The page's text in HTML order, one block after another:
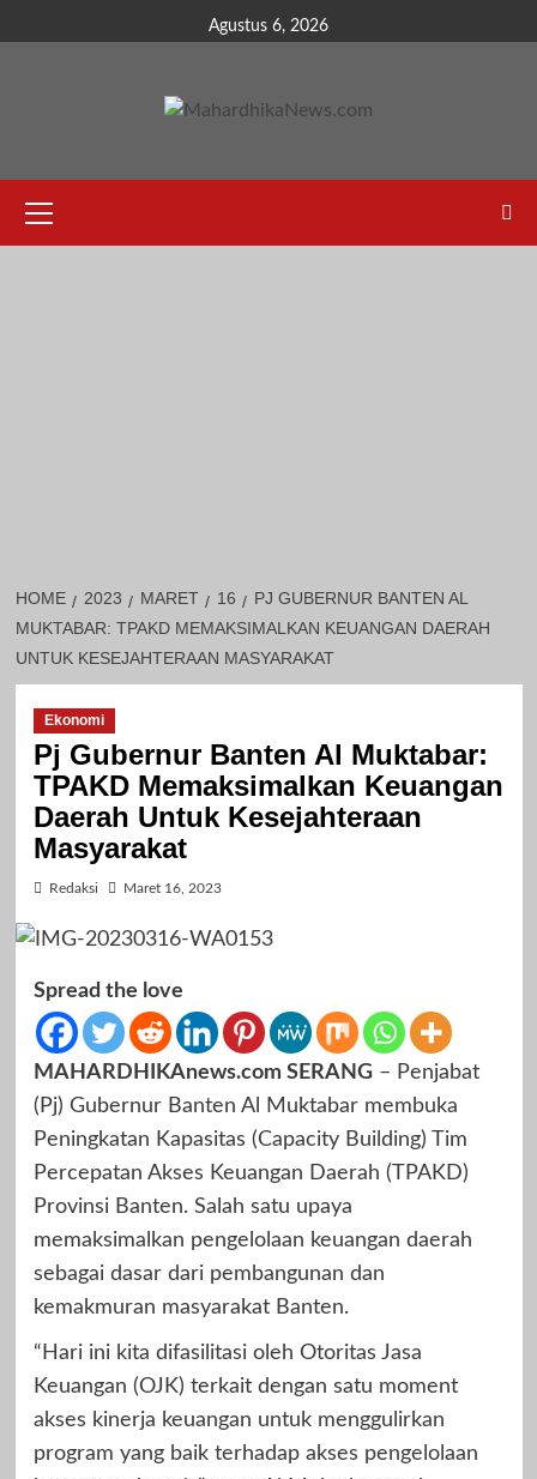
to
Agustus 6, 2026
Menu
HOME 2023 MARET 16
PJ GUBERNUR BANTEN AL
MUKTABAR: TPAKD MEMAKSIMALKAN KEUANGAN DAERAH
UNTUK KESEJAHTERAAN MASYARAKAT
Ekonomi
Pj Gubernur Banten Al Muktabar:
TPAKD Memaksimalkan Keuangan
Daerah Untuk Kesejahteraan
Masyarakat
Redaksi Maret 16, 2023
Spread the love
MAHARDHIKAnews.com SERANG– Penjabat
(Pj) Gubernur Banten Al Muktabar membuka
Peningkatan Kapasitas (Capacity Building) Tim
Percepatan Akses Keuangan Daerah (TPAKD)
Provinsi Banten. Salah satu upaya
memaksimalkan pengelolaan keuangan daerah
sebagai dasar dari pembangunan dan
kemakmuran masyarakat Banten.
“Hari ini kita difasilitasi oleh Otoritas Jasa
Keuangan (OJK) terkait dengan satu moment
akses kinerja keuangan untuk menggulirkan
program yang baik terhadap akses pengelolaan